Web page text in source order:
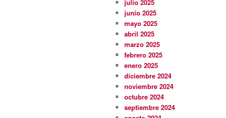
julio 2025
junio 2025
mayo 2025
abril 2025
marzo 2025
febrero 2025
enero 2025
diciembre 2024
noviembre 2024
octubre 2024
septiembre 2024